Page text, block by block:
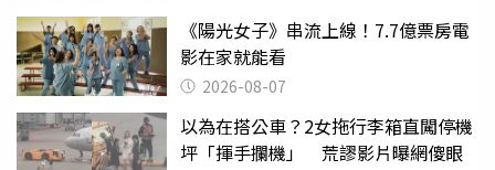
《陽光女子》串流上線！7.7億票房電
影在家就能看
2026-08-07
以為在搭公車？2女拖行李箱直闖停機
坪「揮手攔機」 荒謬影片曝網傻眼